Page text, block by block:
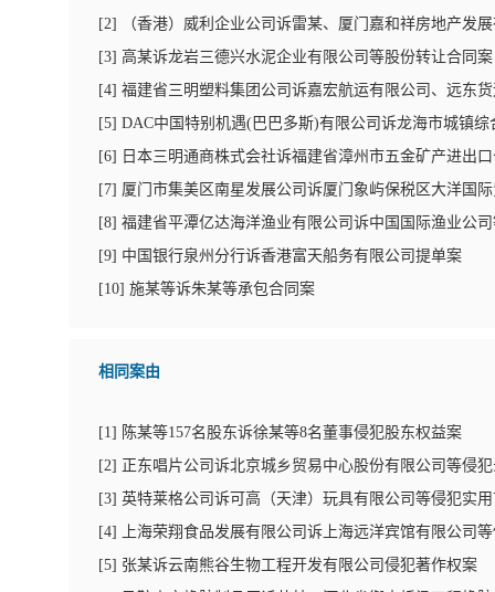
[2]
（香港）威利企业公司诉雷某、厦门嘉和祥房地产发
[3] 高某诉龙岩三德兴水泥企业有限公司等股份转让合同案
[4] 福建省三明塑料集团公司诉嘉宏航运有限公司、远东
[5] DAC中国特别机遇(巴巴多斯)有限公司诉龙海市城镇
[6] 日本三明通商株式会社诉福建省漳州市五金矿产进出
[7] 厦门市集美区南星发展公司诉厦门象屿保税区大洋国
[8] 福建省平潭亿达海洋渔业有限公司诉中国国际渔业公
[9] 中国银行泉州分行诉香港富天船务有限公司提单案
[10] 施某等诉朱某等承包合同案
相同案由
[1] 陈某等157名股东诉徐某等8名董事侵犯股东权益案
[2] 正东唱片公司诉北京城乡贸易中心股份有限公司等侵
[3] 英特莱格公司诉可高（天津）玩具有限公司等侵犯实
[4]
上海荣翔食品发展有限公司诉上海远洋宾馆有限公司
[5] 张某诉云南熊谷生物工程开发有限公司侵犯著作权案